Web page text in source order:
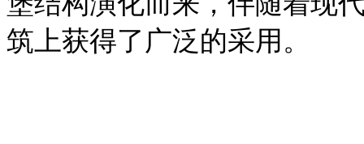
筑上获得了广泛的采用。